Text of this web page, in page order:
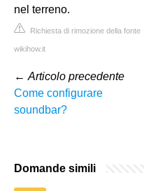
nel terreno.
Richiesta di rimozione della fonte
wikihow.it
← Articolo precedente
Come configurare
soundbar?
Domande simili